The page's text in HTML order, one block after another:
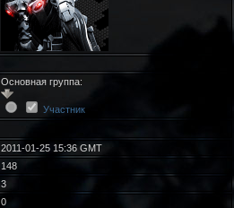
Основная группа:
Участник
2011-01-25 15:36 GMT
148
3
0